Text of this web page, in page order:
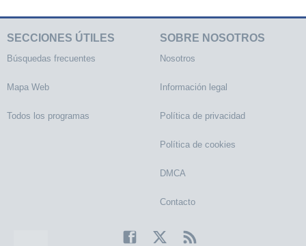
SECCIONES ÚTILES
Búsquedas frecuentes
Mapa Web
Todos los programas
SOBRE NOSOTROS
Nosotros
Información legal
Política de privacidad
Política de cookies
DMCA
Contacto